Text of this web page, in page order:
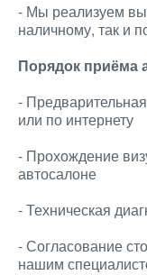
- Мы реализуем
наличному, так и
Порядок приёма
-
или по интернету
- Прохождение
автосалоне
- Техническая
- Согласование
нашим